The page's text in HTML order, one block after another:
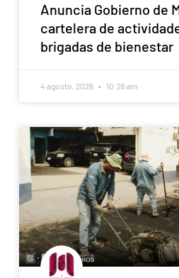
Anuncia Gobierno de
cartelera de
brigadas de bienestar
4 agosto, 2026 10:26 am